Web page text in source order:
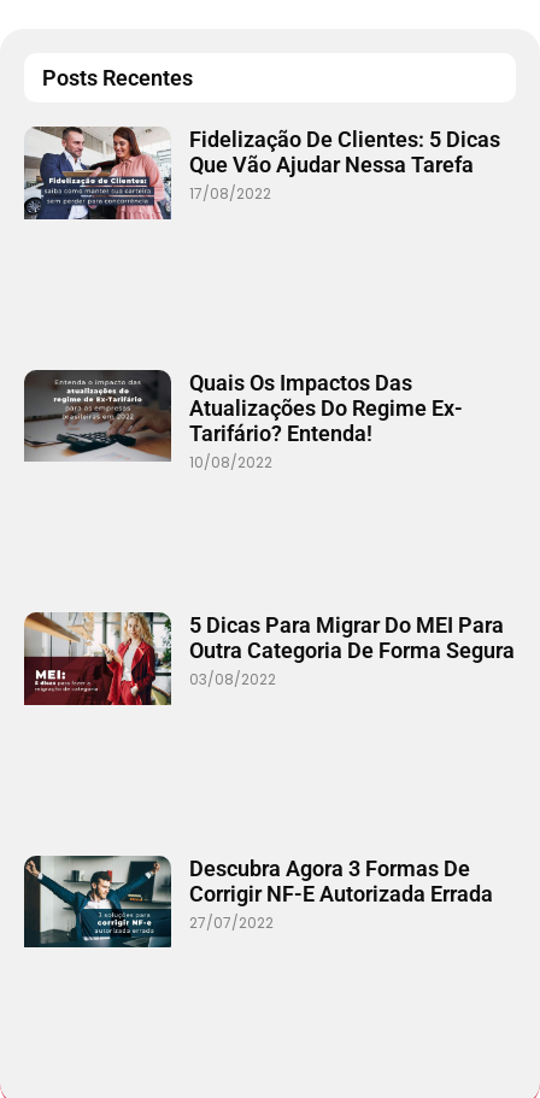
Posts Recentes
Fidelização De Clientes: 5 Dicas
Que Vão Ajudar Nessa Tarefa
17/08/2022
Quais Os Impactos Das
Atualizações Do Regime Ex-
Tarifário? Entenda!
10/08/2022
5 Dicas Para Migrar Do MEI Para
Outra Categoria De Forma Segura
03/08/2022
Descubra Agora 3 Formas De
Corrigir NF-E Autorizada Errada
27/07/2022